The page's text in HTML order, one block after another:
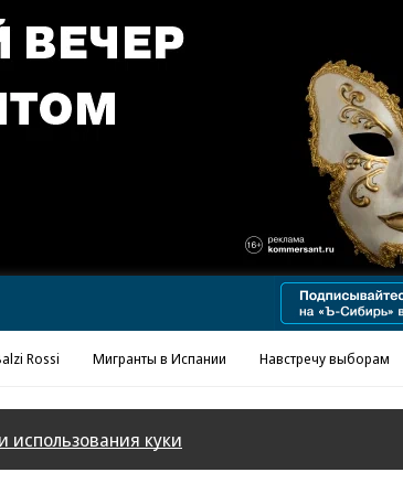
Rossi Мигранты в Испании Навстречу выборам
использования куки